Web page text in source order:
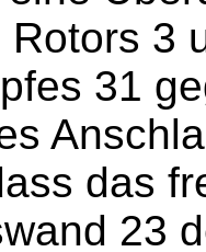
Rotors 3
31
das
23